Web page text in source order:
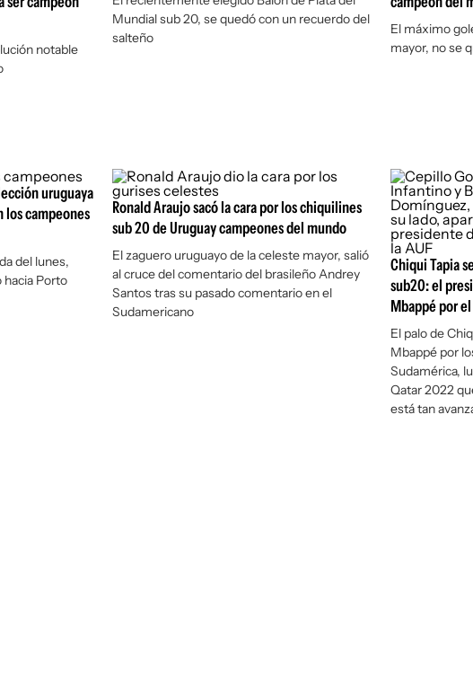
notable
Mundial sub 20, se quedó con un recuerdo del
salteño
El máximo
mayor, no se
uruguaya
los campeones
del lunes,
hacia Porto
Ronald Araujo sacó la cara por los chiquilines
sub 20 de Uruguay campeones del mundo
El zaguero uruguayo de la celeste mayor, salió
al cruce del comentario del brasileño Andrey
Santos tras su pasado comentario en el
Sudamericano
Chiqui Tapia
sub20: el
Mbappé por
El palo de
Mbappé por
Sudamérica,
Qatar 2022
está tan